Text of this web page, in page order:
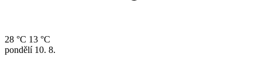
28 °C 13 °C
pondělí 10. 8.